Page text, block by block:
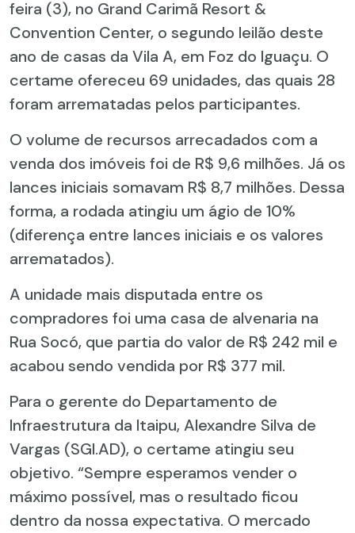
feira (3), no Grand Carimã Resort &
Convention Center, o segundo leilão deste
ano de casas da Vila A, em Foz do Iguaçu. O
certame ofereceu 69 unidades, das quais 28
foram arrematadas pelos participantes.
O volume de recursos arrecadados com a
venda dos imóveis foi de R$ 9,6 milhões. Já os
lances iniciais somavam R$ 8,7 milhões. Dessa
forma, a rodada atingiu um ágio de 10%
(diferença entre lances iniciais e os valores
arrematados).
A unidade mais disputada entre os
compradores foi uma casa de alvenaria na
Rua Socó, que partia do valor de R$ 242 mil e
acabou sendo vendida por R$ 377 mil.
Para o gerente do Departamento de
Infraestrutura da Itaipu, Alexandre Silva de
Vargas (SGI.AD), o certame atingiu seu
objetivo. “Sempre esperamos vender o
máximo possível, mas o resultado ficou
dentro da nossa expectativa. O mercado